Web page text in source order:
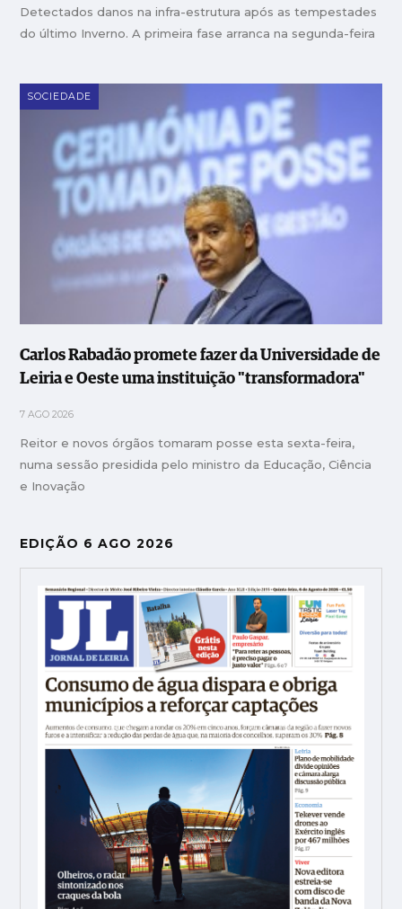
Detectados danos na infra-estrutura após as tempestades
do último Inverno. A primeira fase arranca na segunda-feira
SOCIEDADE
Carlos Rabadão promete fazer da Universidade de
Leiria e Oeste uma instituição "transformadora"
7 AGO 2026
Reitor e novos órgãos tomaram posse esta sexta-feira,
numa sessão presidida pelo ministro da Educação, Ciência
e Inovação
EDIÇÃO 6 AGO 2026